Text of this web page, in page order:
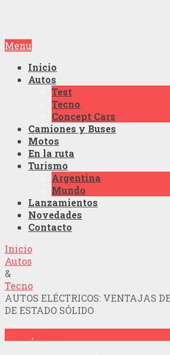
Menu
Inicio
Autos
Test
Tecno
Concept Cars
Camiones y Buses
Motos
En la ruta
Turismo
Argentina
Mundo
Lanzamientos
Novedades
Contacto
Inicio
Autos
&
Tecno
AUTOS ELÉCTRICOS: VENTAJAS
DE ESTADO SÓLIDO
,